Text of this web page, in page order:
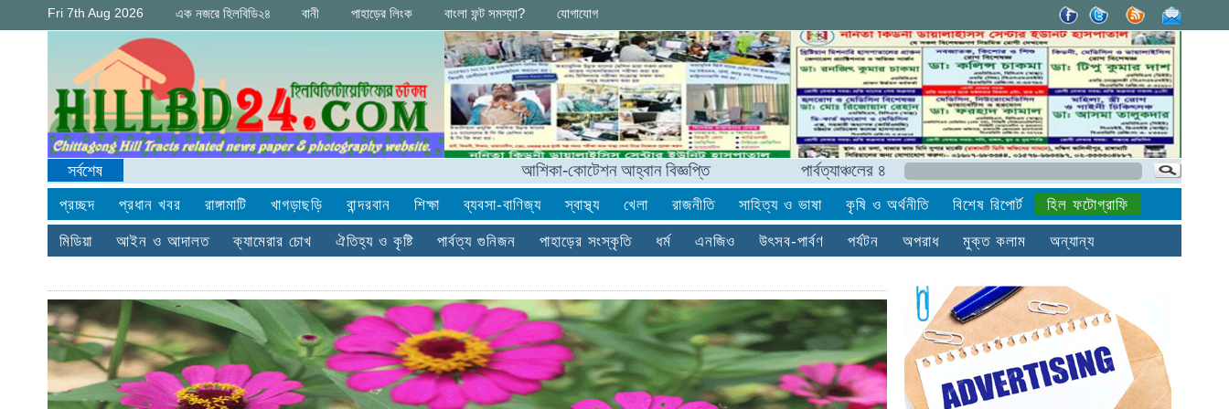
Fri 7th Aug 2026 এক নজরে হিলবিডি২৪ বানী পাহাড়ের লিংক বাংলা ফন্ট সমস্যা? যোগাযোগ
সর্বশেষ আশিকা-কোটেশন আহ্বান বিজ্ঞপ্তি পার্বত্যাঞ্চলের ৪২ হাজার ৭৯১ শিশুকে পুষ্টি সহায়তা দেবে হেলেনকেলার
প্রচ্ছদ প্রধান খবর রাঙ্গামাটি খাগড়াছড়ি বান্দরবান শিক্ষা ব্যবসা-বাণিজ্য স্বাস্থ্য খেলা রাজনীতি সাহিত্য ও ভাষা কৃষি ও অর্থনীতি বিশেষ রিপোর্ট
হিল ফটোগ্রাফি
মিডিয়া
আইন ও আদালত ক্যামেরার চোখ ঐতিহ্য ও কৃষ্টি পার্বত্য গুনিজন পাহাড়ের সংস্কৃতি ধর্ম এনজিও উৎসব-পার্বণ পর্যটন অপরাধ মুক্ত কলাম অন্যান্য